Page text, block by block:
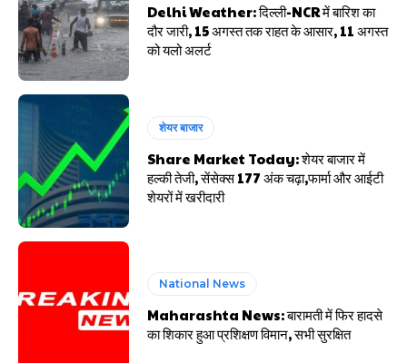
Delhi Weather: दिल्ली-NCR में बारिश का
दौर जारी, 15 अगस्त तक राहत के आसार, 11 अगस्त
को यलो अलर्ट
शेयर बाजार
Share Market Today: शेयर बाजार में
हल्की तेजी, सेंसेक्स 177 अंक चढ़ा,फार्मा और आईटी
शेयरों में खरीदारी
National News
Maharashta News: बारामती में फिर हादसे
का शिकार हुआ प्रशिक्षण विमान, सभी सुरक्षित